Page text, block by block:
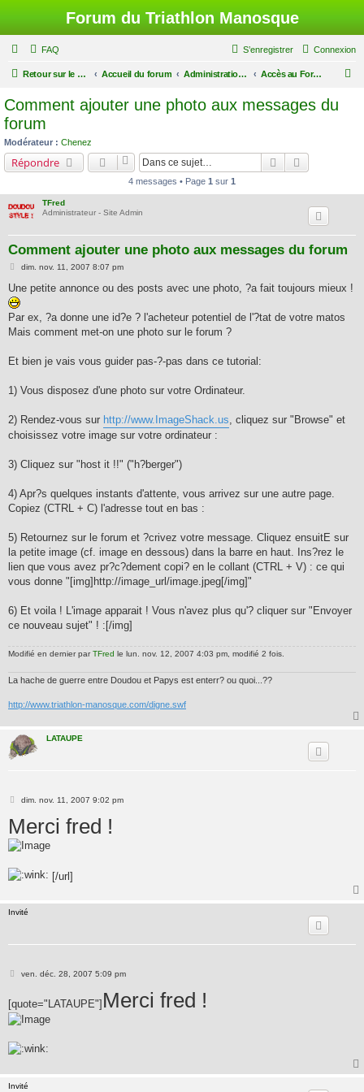
Forum du Triathlon Manosque
FAQ Connexion
S’enregistrer
Retour sur le site du Triathlon Accueil du forum Administration du Forum Accès au Forum
Comment ajouter une photo aux messages du
forum
Modérateur : Chenez
Répondre Rechercher
4 messages • Page 1 sur 1
TFred
Administrateur - Site Admin
Comment ajouter une photo aux messages du forum
M
s
a
g
dim. nov. 11, 2007 8:07 pm
Une petite annonce ou des posts avec une photo, ?a fait toujours mieux !
Par ex, ?a donne une id?e ? l'acheteur potentiel de l'?tat de votre matos
Mais comment met-on une photo sur le forum ?
Et bien je vais vous guider pas-?-pas dans ce tutorial:
1) Vous disposez d'une photo sur votre Ordinateur.
2) Rendez-vous sur http://www.ImageShack.us , cliquez sur "Browse" et
choisissez votre image sur votre ordinateur :
3) Cliquez sur "host it !!" ("h?berger")
4) Apr?s quelques instants d'attente, vous arrivez sur une autre page.
Copiez (CTRL + C) l'adresse tout en bas :
5) Retournez sur le forum et ?crivez votre message. Cliquez ensuitE sur
la petite image (cf. image en dessous) dans la barre en haut. Ins?rez le
lien que vous avez pr?c?dement copi? en le collant (CTRL + V) : ce qui
vous donne "[img]http://image_url/image.jpeg[/img]"
6) Et voila ! L'image apparait ! Vous n'avez plus qu'? cliquer sur "Envoyer
ce nouveau sujet" ! :[/img]
Modifié en dernier parTFred le lun. nov. 12, 2007 4:03 pm, modifié 2 fois.
La hache de guerre entre Doudou et Papys est enterr? ou quoi...??
http://www.triathlon-manosque.com/digne.swf
LATAUPE
M
s
s
a
g
dim. nov. 11, 2007 9:02 pm
Merci fred !
[/url]
Invité
M
s
a
g
ven. déc. 28, 2007 5:09 pm
[quote="LATAUPE"] Merci fred !
Invité